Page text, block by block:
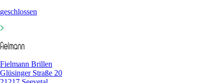
geschlossen
Fielmann Brillen
Glüsinger Straße 20